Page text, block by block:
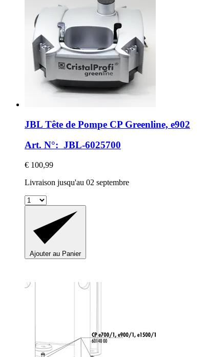
JBL Tête de Pompe CP Greenline, e902
Art. N°: JBL-6025700
€ 100,99
Livraison jusqu'au 02 septembre
Ajouter au Panier